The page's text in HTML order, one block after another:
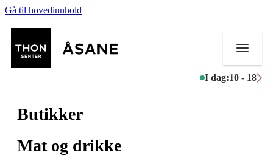
Gå til hovedinnhold
I dag:10 - 18
Butikker
Mat og drikke